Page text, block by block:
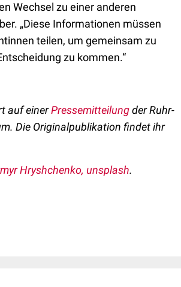
Wechsel zu einer anderen
„Diese Informationen müssen
teilen, um gemeinsam zu
zu kommen.“
auf einerPressemitteilungder Ruhr-
Die Originalpublikation findet ihr
Hryshchenko, unsplash.